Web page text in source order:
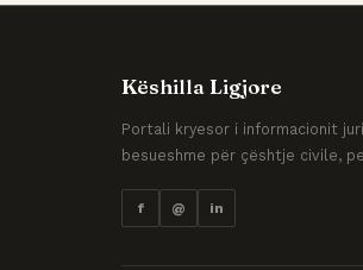
Këshilla Ligjore
Portali kryesor i informacionit
besueshme për çështje civile,
f @ in